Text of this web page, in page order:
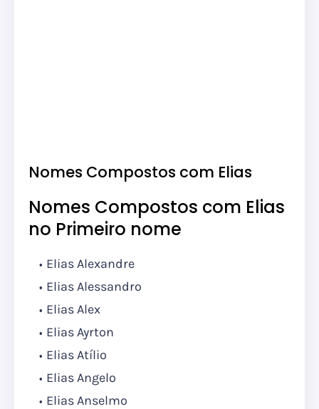
Nomes Compostos com Elias
Nomes Compostos com Elias
no Primeiro nome
Elias Alexandre
Elias Alessandro
Elias Alex
Elias Ayrton
Elias Atílio
Elias Angelo
Elias Anselmo